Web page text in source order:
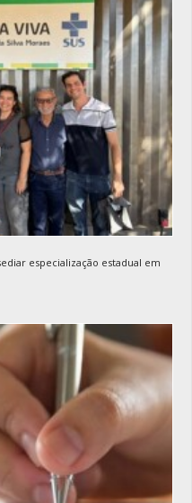
especialização estadual em